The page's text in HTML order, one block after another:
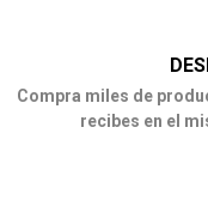
Compra miles de
recibes en el